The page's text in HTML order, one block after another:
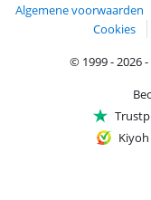
Algemene voorwaarden
Cookies
© 1999 - 2026